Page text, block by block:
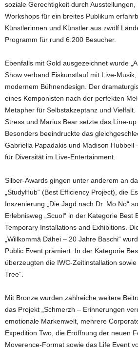
soziale Gerechtigkeit durch
Workshops für ein breites Publikum
Künstlerinnen und Künstler aus zwölf
Programm für rund 6.200 Besucher.
Ebenfalls mit Gold ausgezeichnet wurde
Show verband Eiskunstlauf mit Live-
modernem Bühnendesign. Der
eines Komponisten nach der perfekten
Metapher für Selbstakzeptanz und Vielfalt.
Stress und Marius Bear setzte das Line-up
Besonders beeindruckte das
Gabriella Papadakis und Madison Hubbell
für Diversität im Live-Entertainment.
Silber-Awards gingen unter anderem an
„StudyHub“ (Best Efficiency Project), die
Inszenierung „Die Jagd nach Dr. Mo No“
Erlebnisweg „Scuol“ in der Kategorie Best
Temporary Installations and Exhibitions.
„Willkommä Dähei – 20 Jahre Baschi“
Public Event prämiert. In der Kategorie
überzeugten die IWC-Zeitinstallation sowie
Tree“.
Mit Bronze wurden zahlreiche weitere
das Projekt „Schmerzh – Erinnerungen
emotionale Markenwelt, mehrere
Expedition Two, die Eröffnung der neuen
Moverence-Format sowie das Life Event